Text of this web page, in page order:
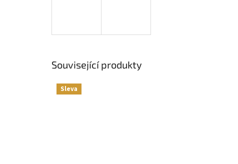
Související produkty
Sleva